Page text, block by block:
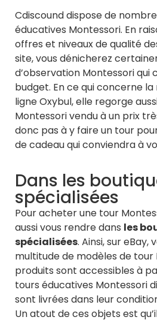
Cdiscound dispose de
éducatives Montessori. En
offres et niveaux de qualité
site, vous dénicherez
d’observation Montessori qui
budget. En ce qui concerne
ligne Oxybul, elle regorge
Montessori vendu à un prix
donc pas à y faire un tour
de cadeau qui conviendra à
Dans les
spécialisées
Pour acheter une tour
aussi vous rendre dans les
spécialisées. Ainsi, sur eBay,
multitude de modèles de tour
produits sont accessibles à
tours éducatives Montessori
sont livrées dans leur
Un atout de ces objets est